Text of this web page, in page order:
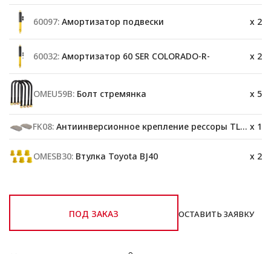
60097: Амортизатор подвески x 2
60032: Амортизатор 60 SER COLORADO-R- x 2
OMEU59B: Болт стремянка x 5
FK08:Антиинверсионное крепление рессоры TLC 75 x 1
OMESB30: Втулка Toyota BJ40 x 2
ПОД ЗАКАЗ ОСТАВИТЬ ЗАЯВКУ